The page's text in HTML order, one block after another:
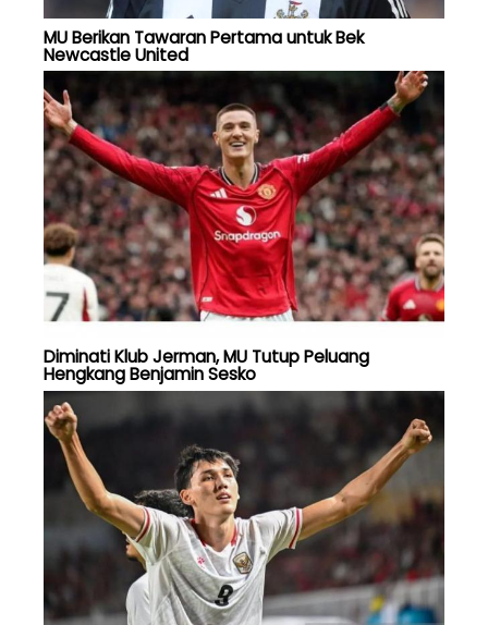
MU Berikan Tawaran Pertama untuk Bek
Newcastle United
Diminati Klub Jerman, MU Tutup Peluang
Hengkang Benjamin Sesko